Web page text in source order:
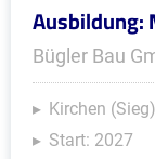
Bügler Bau
Kirchen (Sieg)
Start: 2027